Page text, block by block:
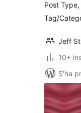
Post
Tag/
Jeff
10+
S'ha